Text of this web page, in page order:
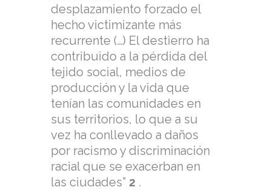
desplazamiento forzado el
hecho victimizante más
recurrente (…) El destierro ha
contribuido a la pérdida del
tejido social, medios de
producción y la vida que
tenían las comunidades en
sus territorios, lo que a su
vez ha conllevado a daños
por racismo y discriminación
racial que se exacerban en
las ciudades” 2 .